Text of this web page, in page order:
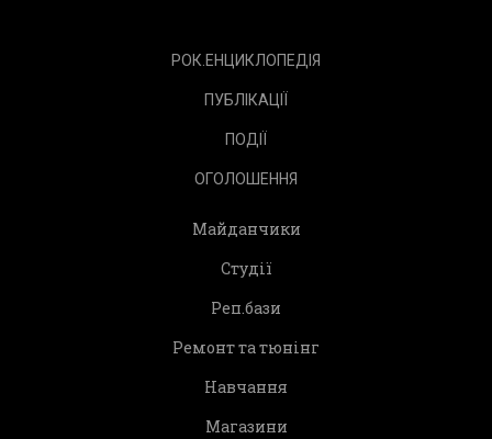
РОК.ЕНЦИКЛОПЕДІЯ
ПУБЛІКАЦІЇ
ПОДІЇ
ОГОЛОШЕННЯ
Майданчики
Студії
Реп.бази
Ремонт та тюнінг
Навчання
Магазини